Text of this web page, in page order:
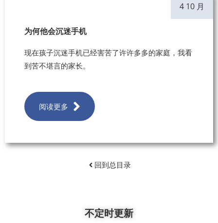
4 10 月
为何他会沉迷手机
现在孩子沉迷手机已经害苦了许许多多的家庭，我看
到苦不堪言的家长。
阅读更多
回到总目录
不定时更新